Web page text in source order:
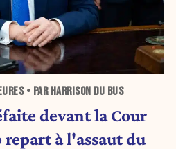
• PAR HARRISON DU BUS
devant la Cour
à l'assaut du